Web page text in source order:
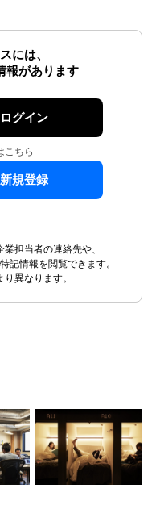
には、
報があります
グイン
こちら
規登録
担当者の連絡先や、
記情報を閲覧できます。
異なります。